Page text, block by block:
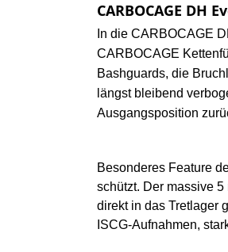
CARBOCAGE DH
In die CARBOCAGE
CARBOCAGE
Bashguards, die
längst bleibend
Ausgangsposition
Besonderes Feature
schützt. Der massive
direkt in das Tretlager
ISCG-Aufnahmen,